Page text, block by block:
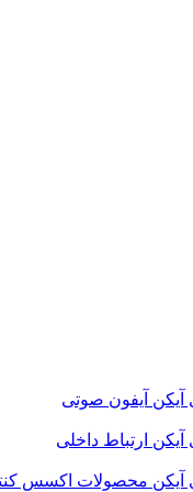
آیفون صوتی
ارتباط داخلی
محصولات اکسس